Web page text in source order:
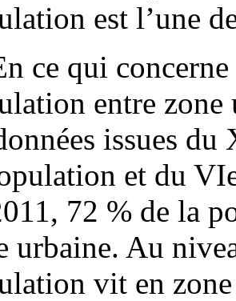
est l’une
ce qui
entre zone
issues du
et du
72 % de la
urbaine. Au
vit en